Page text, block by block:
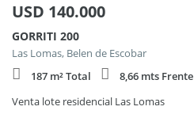
USD 140.000
GORRITI 200
Las Lomas, Belen de Escobar
187 m² Total
8,66 mts Frente
Venta lote residencial Las Lomas